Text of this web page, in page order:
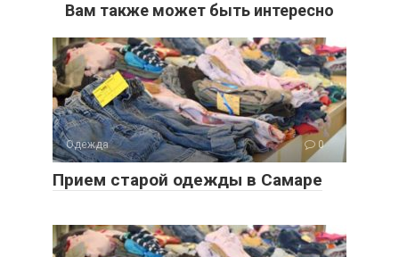
Вам также может быть интересно
Одежда 0
Прием старой одежды в Самаре